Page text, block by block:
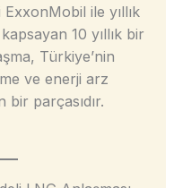
ile yıllık
10 yıllık bir
Türkiye’nin
ve enerji arz
bir parçasıdır.